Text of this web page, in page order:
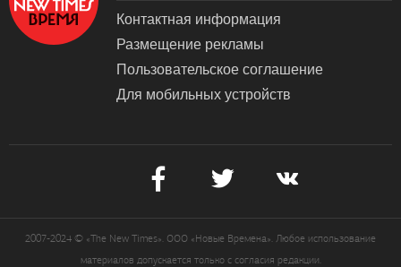
Контактная информация
Размещение рекламы
Пользовательское соглашение
Для мобильных устройств
2007-2024 © «The New Times». ООО «Новые Времена». Любое использование
материалов допускается только с согласия редакции.